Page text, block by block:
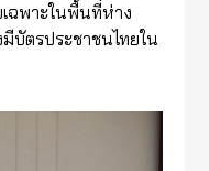
ฉพาะในพื้นที่ห่าง
บัตรประชาชนไทยใน